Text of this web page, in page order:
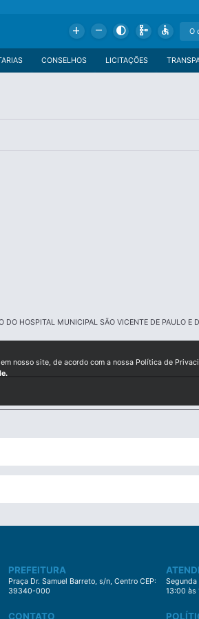
Add Remove Contrast Schema Accessible
LICITAÇÕES
CONSELHOS
DO HOSPITAL MUNICIPAL SÃO VICENTE DE PAULO E
PREFEITURA
Praça Dr. Samuel Barreto, s/n, Centro CEP:
39340-000
Segunda
13:00 às
CONTATO
nosso site, de acordo com a nossa Política de